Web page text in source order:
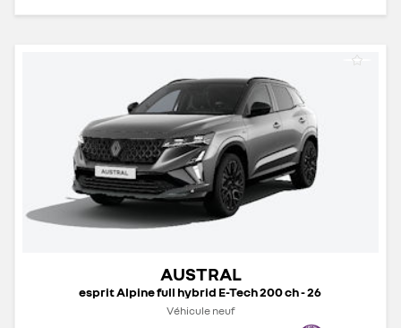
AUSTRAL
esprit Alpine full hybrid E-Tech 200 ch - 26
Véhicule neuf